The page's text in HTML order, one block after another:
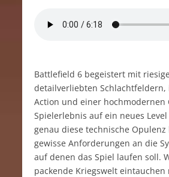
Battlefield 6 begeistert mit
detailverliebten Schlachtfeldern,
Action und einer hochmodernen
Spielerlebnis auf ein neues
genau diese technische
gewisse Anforderungen an die
auf denen das Spiel laufen soll.
packende Kriegswelt eintauchen